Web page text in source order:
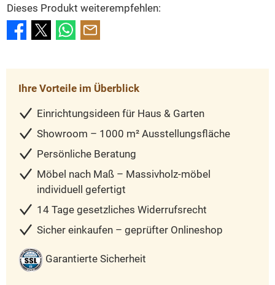
Dieses Produkt weiterempfehlen:
Ihre Vorteile im Überblick
Einrichtungsideen für Haus & Garten
Showroom – 1000 m² Ausstellungsfläche
Persönliche Beratung
Möbel nach Maß – Massivholz-möbel
individuell gefertigt
14 Tage gesetzliches Widerrufsrecht
Sicher einkaufen – geprüfter Onlineshop
Garantierte Sicherheit